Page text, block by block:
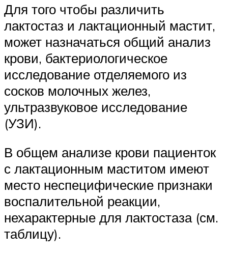
Для того чтобы различить
лактостаз и лактационный мастит,
может назначаться общий анализ
крови, бактериологическое
исследование отделяемого из
сосков молочных желез,
ультразвуковое исследование
(УЗИ).
В общем анализе крови пациенток
с лактационным маститом имеют
место неспецифические признаки
воспалительной реакции,
нехарактерные для лактостаза (см.
таблицу).